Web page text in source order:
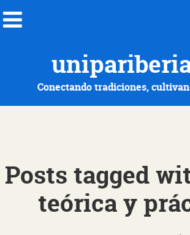
Conectando tradiciones,
Posts tagged
teórica y